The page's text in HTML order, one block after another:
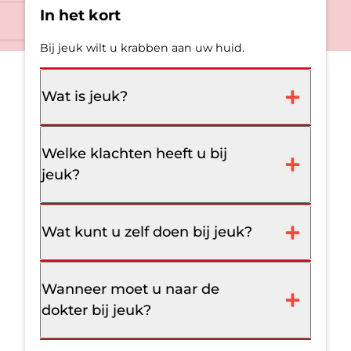
In het kort
Bij jeuk wilt u krabben aan uw huid.
Wat is jeuk?
Welke klachten heeft u bij
jeuk?
Wat kunt u zelf doen bij jeuk?
Wanneer moet u naar de
dokter bij jeuk?